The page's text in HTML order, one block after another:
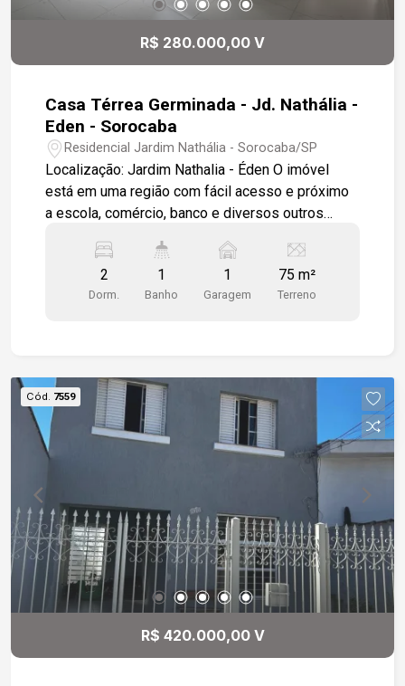
R$ 280.000,00 V
Casa Térrea Germinada - Jd. Nathália -
Eden - Sorocaba
Residencial Jardim Nathália - Sorocaba/SP
Localização: Jardim Nathalia - Éden O imóvel
está em uma região com fácil acesso e próximo
a escola, comércio, banco e diversos outros
comodidade para o dia a dia. Características do
integrada à sala de jantar 1 Cozinha funcional 1
morar ou investir.
2
Dorm.
1
Banho
1
Garagem
75 m²
Terreno
Cód. 7559
R$ 420.000,00 V